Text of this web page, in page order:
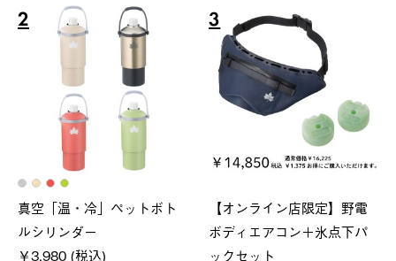
2
真空「温・冷」ペットボト
ルシリンダー
￥3,980 (税込)
3
【オンライン店限定】野電
ボディエアコン＋氷点下パ
ックセット